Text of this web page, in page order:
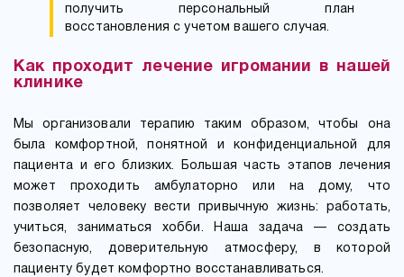
получить персональный план
восстановления с учетом вашего случая.
Как проходит лечение игромании в нашей
клинике
Мы организовали терапию таким образом, чтобы она
была комфортной, понятной и конфиденциальной для
пациента и его близких. Большая часть этапов лечения
может проходить амбулаторно или на дому, что
позволяет человеку вести привычную жизнь: работать,
учиться, заниматься хобби. Наша задача — создать
безопасную, доверительную атмосферу, в которой
пациенту будет комфортно восстанавливаться.